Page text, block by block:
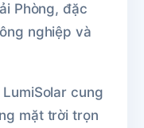
Phòng, đặc
nghiệp và
cung
mặt trời trọn